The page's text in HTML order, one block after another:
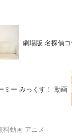
劇場版 名探偵
ミー みっくす！ 動画
料動画 アニメ